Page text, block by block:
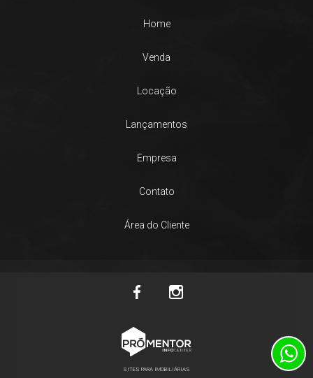
Home
Venda
Locação
Lançamentos
Empresa
Contato
Área do Cliente
SITES PARA IMOBILIÁRIAS